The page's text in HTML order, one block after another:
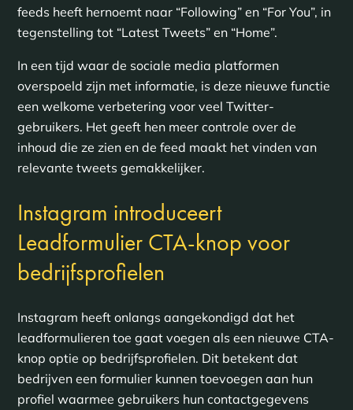
feeds heeft hernoemt naar “Following” en “For You”, in
tegenstelling tot “Latest Tweets” en “Home”.
In een tijd waar de sociale media platformen
overspoeld zijn met informatie, is deze nieuwe functie
een welkome verbetering voor veel Twitter-
gebruikers. Het geeft hen meer controle over de
inhoud die ze zien en de feed maakt het vinden van
relevante tweets gemakkelijker.
Instagram introduceert
Leadformulier CTA-knop voor
bedrijfsprofielen
Instagram heeft onlangs aangekondigd dat het
leadformulieren toe gaat voegen als een nieuwe CTA-
knop optie op bedrijfsprofielen. Dit betekent dat
bedrijven een formulier kunnen toevoegen aan hun
profiel waarmee gebruikers hun contactgegevens